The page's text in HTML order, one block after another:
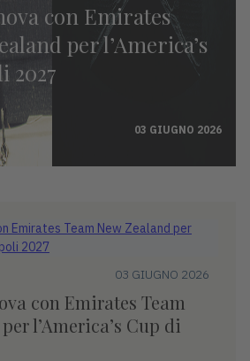
con Emirates
per l’America’s
2027
03 GIUGNO 2026
03 GIUGNO 2026
con Emirates Team
l’America’s Cup di